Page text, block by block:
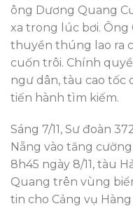
ông Dương Quang
xa trong lúc bơi. Ông
thuyền thúng lao ra
cuốn trôi. Chính
ngư dân, tàu cao tốc
tiến hành tìm kiếm.
Sáng 7/11, Sư đoàn
Nẵng vào tăng
8h45 ngày 8/11, tàu
Quang trên vùng
tin cho Cảng vụ